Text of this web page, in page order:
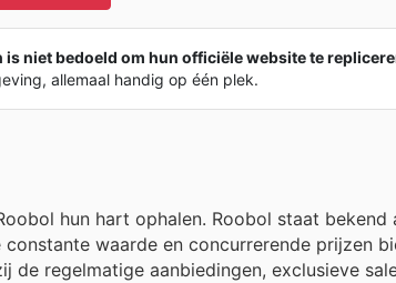
niet bedoeld om hun officiële website te
allemaal handig op één plek.
hun hart ophalen. Roobol staat bekend
waarde en concurrerende prijzen
regelmatige aanbiedingen, exclusieve